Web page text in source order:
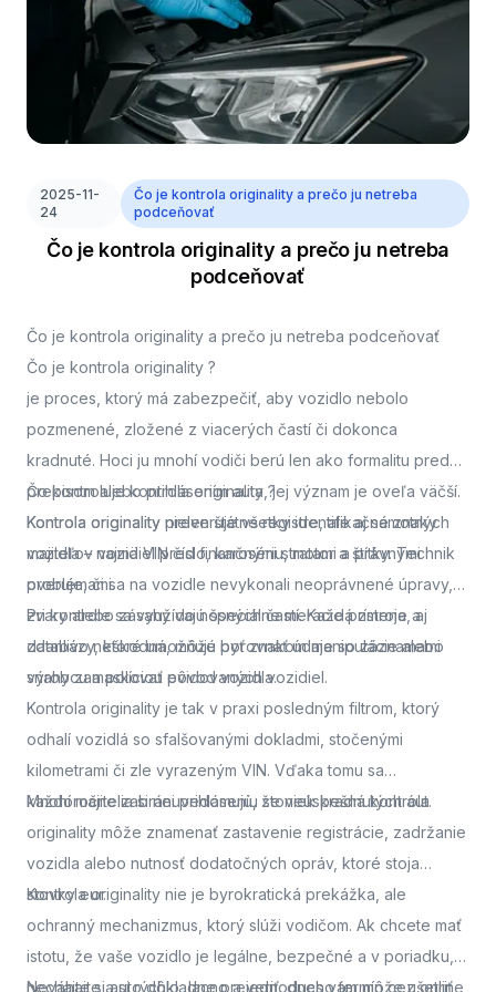
2025-11-
24
Čo je kontrola originality a prečo ju netreba
podceňovať
Čo je kontrola originality a prečo ju netreba
podceňovať
Čo je kontrola originality a prečo ju netreba podceňovať
Čo je kontrola originality ?
je proces, ktorý má zabezpečiť, aby vozidlo nebolo
pozmenené, zložené z viacerých častí či dokonca
kradnuté. Hoci ju mnohí vodiči berú len ako formalitu pred
prepisom alebo prihlásením auta, jej význam je oveľa väčší.
Kontrola originality nielen štátne registre, ale aj samotných
majiteľov vozidiel pred finančnými stratami a právnymi
problémami.
Čo kontroluje kontrola originality ?
Kontrola originality preveruje všetky identifikačné znaky
vozidla – najmä VIN číslo, karosériu, motor a štítky. Technik
overuje, či sa na vozidle nevykonali neoprávnené úpravy,
zvary alebo zásahy do nosných častí. Každá zmena, aj
zdanlivo neškodná, môže byť znakom manipulácie alebo
snahy zamaskovať pôvod vozidla.
Pri kontrole sa využívajú špeciálne meracie prístroje a
databázy, ktoré umožňujú porovnať údaje so záznamami
výrobcu a políciou evidovaných vozidiel.
Kontrola originality je tak v praxi posledným filtrom, ktorý
odhalí vozidlá so sfalšovanými dokladmi, stočenými
kilometrami či zle vyrazeným VIN. Vďaka tomu sa
každoročne zabráni prihláseniu stoviek kradnutých áut.
Mnohí majitelia si neuvedomujú, že neúspešná kontrola
originality môže znamenať zastavenie registrácie, zadržanie
vozidla alebo nutnosť dodatočných opráv, ktoré stoja
stovky eur.
Kontrola originality nie je byrokratická prekážka, ale
ochranný mechanizmus, ktorý slúži vodičom. Ak chcete mať
istotu, že vaše vozidlo je legálne, bezpečné a v poriadku,
nechajte si auto dôkladne preveriť.dnes vám môže ušetriť
Neváhajte asi rýchlo, lacno a jednoducho termín cez online